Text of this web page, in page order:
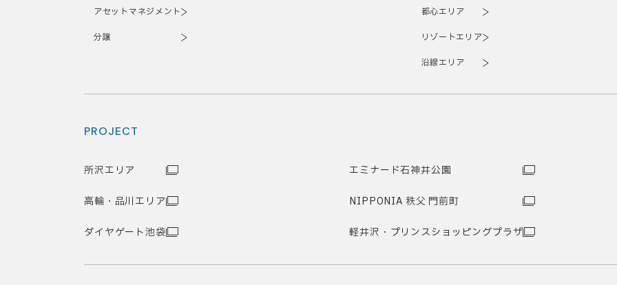
アセットマネジメント
分譲
都心エリア
リゾートエリア
沿線エリア
PROJECT
所沢エリア
高輪・品川エリア
ダイヤゲート池袋
エミナード石神井公園
NIPPONIA 秩父 門前町
軽井沢・プリンスショッピングプラザ